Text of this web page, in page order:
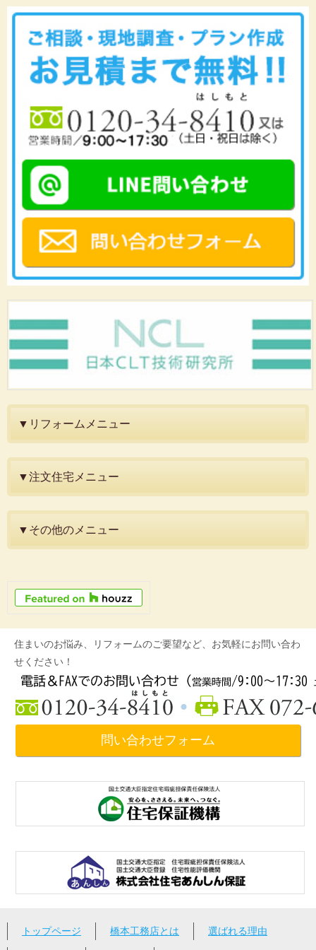
▼リフォームメニュー
▼注文住宅メニュー
▼その他のメニュー
住まいのお悩み、リフォームのご要望など、お気軽にお問い合わ
せください！
問い合わせフォーム
トップページ 橋本工務店とは 選ばれる理由